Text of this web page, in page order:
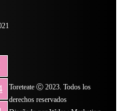
Toreteate Ⓒ 2023. Todos los
derechos reservados